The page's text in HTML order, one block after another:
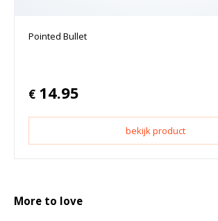
Pointed Bullet
€ 14.95
bekijk product
More to love